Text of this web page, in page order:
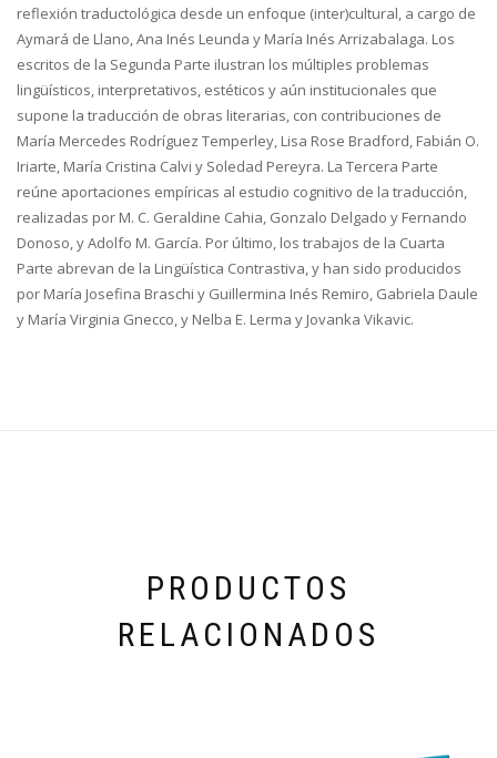
reflexión traductológica desde un enfoque (inter)cultural, a cargo de
Aymará de Llano, Ana Inés Leunda y María Inés Arrizabalaga. Los
escritos de la Segunda Parte ilustran los múltiples problemas
lingüísticos, interpretativos, estéticos y aún institucionales que
supone la traducción de obras literarias, con contribuciones de
María Mercedes Rodríguez Temperley, Lisa Rose Bradford, Fabián O.
Iriarte, María Cristina Calvi y Soledad Pereyra. La Tercera Parte
reúne aportaciones empíricas al estudio cognitivo de la traducción,
realizadas por M. C. Geraldine Cahia, Gonzalo Delgado y Fernando
Donoso, y Adolfo M. García. Por último, los trabajos de la Cuarta
Parte abrevan de la Lingüística Contrastiva, y han sido producidos
por María Josefina Braschi y Guillermina Inés Remiro, Gabriela Daule
y María Virginia Gnecco, y Nelba E. Lerma y Jovanka Vikavic.
PRODUCTOS
RELACIONADOS